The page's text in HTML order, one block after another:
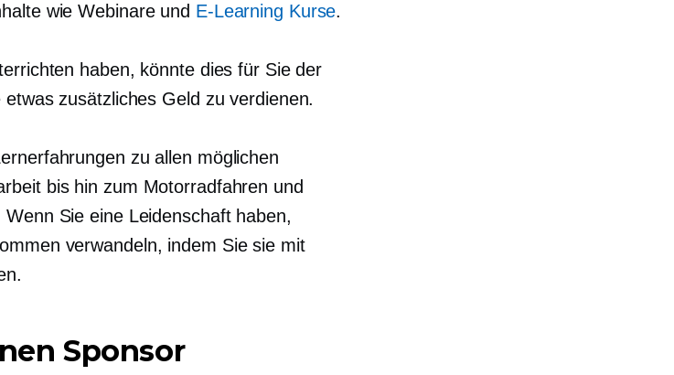
wie Webinare und E-Learning Kurse.
haben, könnte dies für Sie der
zusätzliches Geld zu verdienen.
zu allen möglichen
bis hin zum Motorradfahren und
Sie eine Leidenschaft haben,
verwandeln, indem Sie sie mit
Sponsor